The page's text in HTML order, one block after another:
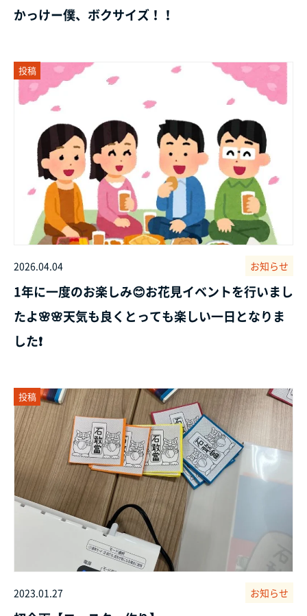
かっけー僕、ボクサイズ！！
投稿
2026.04.04 お知らせ
1年に一度のお楽しみ😊お花見イベントを行いまし
たよ🌸🌸天気も良くとっても楽しい一日となりま
した❗
投稿
2023.01.27 お知らせ